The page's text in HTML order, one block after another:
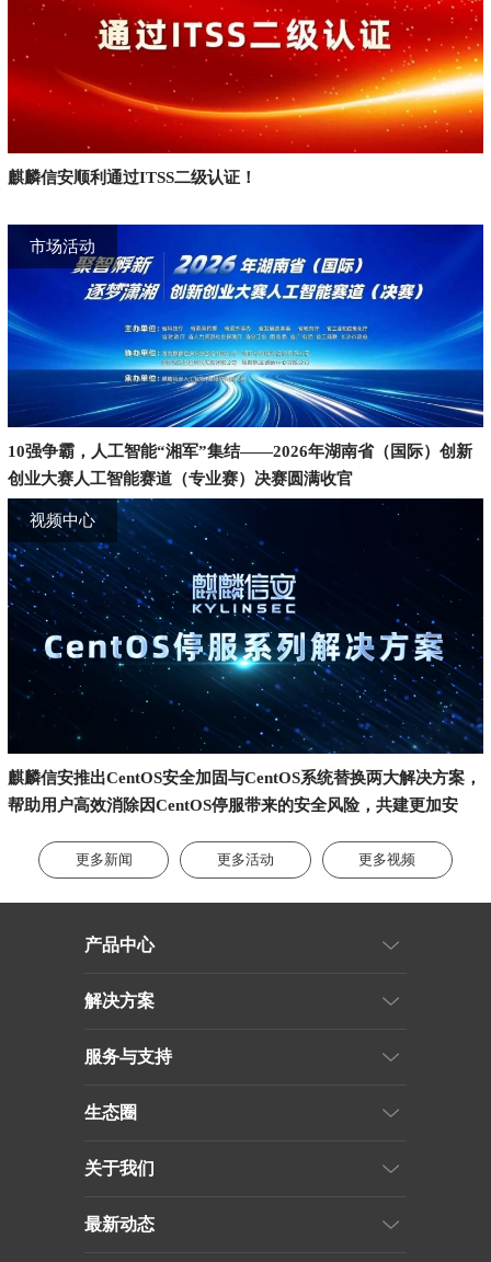
麒麟信安顺利通过ITSS二级认证！
市场活动
10强争霸，人工智能“湘军”集结——2026年湖南省（国际）创新
创业大赛人工智能赛道（专业赛）决赛圆满收官
视频中心
麒麟信安推出CentOS安全加固与CentOS系统替换两大解决方案，
帮助用户高效消除因CentOS停服带来的安全风险，共建更加安
更多新闻 更多活动 更多视频
产品中心
解决方案
服务与支持
生态圈
关于我们
最新动态